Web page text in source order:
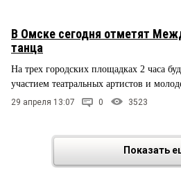
В Омске сегодня отметят
танца
На трех городских площадках 2 часа
участием театральных артистов и
29 апреля 13:07 0 3523
Показать